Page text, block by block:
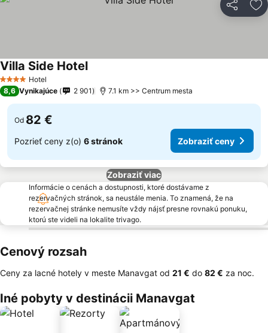
Zdieľať
4 Počet hviezdičiek
Hotel
Villa Side Hotel
8,6 Vynikajúce 2 901 7.1 km >> Centrum mesta
Od 82 €
Pozrieť ceny z(o) 6 stránok Zobraziť ceny
Zobraziť viac
Informácie o cenách a dostupnosti, ktoré dostávame z
rezervačných stránok, sa neustále menia. To znamená, že na
rezervačnej stránke nemusíte vždy nájsť presne rovnakú ponuku,
ktorú ste videli na lokalite trivago.
Cenový rozsah
Ceny za lacné hotely v meste Manavgat od ‎21 € do ‎82 € za noc.
Iné pobyty v destinácii Manavgat